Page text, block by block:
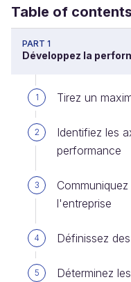
Table of contents
PART 1
Développez la
1 Tirez un
2
Identifiez les
performance
3
l'entreprise
4 Définissez
5
Déterminez